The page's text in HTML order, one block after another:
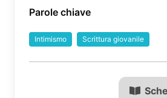
Parole chiave
Intimismo Scrittura giovanile